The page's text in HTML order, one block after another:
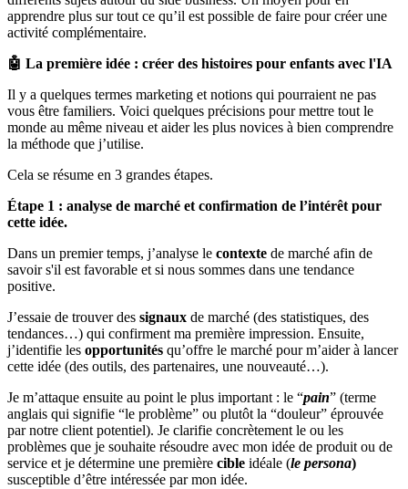
apprendre plus sur tout ce qu’il est possible de faire pour créer une
activité complémentaire.
🤖 La première idée : créer des histoires pour enfants avec l'IA
Il y a quelques termes marketing et notions qui pourraient ne pas
vous être familiers. Voici quelques précisions pour mettre tout le
monde au même niveau et aider les plus novices à bien comprendre
la méthode que j’utilise.
Cela se résume en 3 grandes étapes.
Étape 1 : analyse de marché et confirmation de l’intérêt pour
cette idée.
Dans un premier temps, j’analyse le contexte de marché afin de
savoir s'il est favorable et si nous sommes dans une tendance
positive.
J’essaie de trouver des signaux de marché (des statistiques, des
tendances…) qui confirment ma première impression. Ensuite,
j’identifie les opportunités qu’offre le marché pour m’aider à lancer
cette idée (des outils, des partenaires, une nouveauté…).
Je m’attaque ensuite au point le plus important : le “pain” (terme
anglais qui signifie “le problème” ou plutôt la “douleur” éprouvée
par notre client potentiel). Je clarifie concrètement le ou les
problèmes que je souhaite résoudre avec mon idée de produit ou de
service et je détermine une première cible idéale (le persona)
susceptible d’être intéressée par mon idée.